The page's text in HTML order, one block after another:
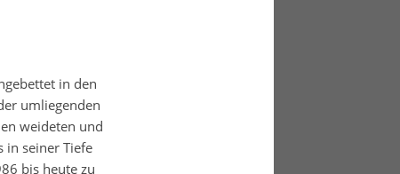
in den
umliegenden
weideten und
in seiner Tiefe
bis heute zu